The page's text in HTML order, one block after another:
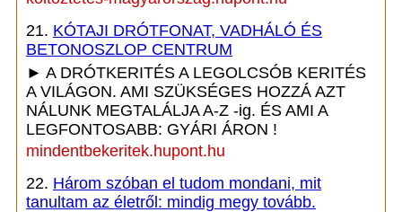
21. KÓTAJI DRÓTFONAT, VADHÁLÓ ÉS
BETONOSZLOP CENTRUM
► A DRÓTKERITÉS A LEGOLCSÓB KERITÉS
A VILÁGON. AMI SZÜKSÉGES HOZZÁ AZT
NÁLUNK MEGTALÁLJA A-Z -ig. ÉS AMI A
LEGFONTOSABB: GYÁRI ÁRON !
mindentbekeritek.hupont.hu
22. Három szóban el tudom mondani, mit
tanultam az életről: mindig megy tovább.